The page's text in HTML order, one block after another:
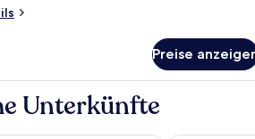
Preise
Unterkünfte